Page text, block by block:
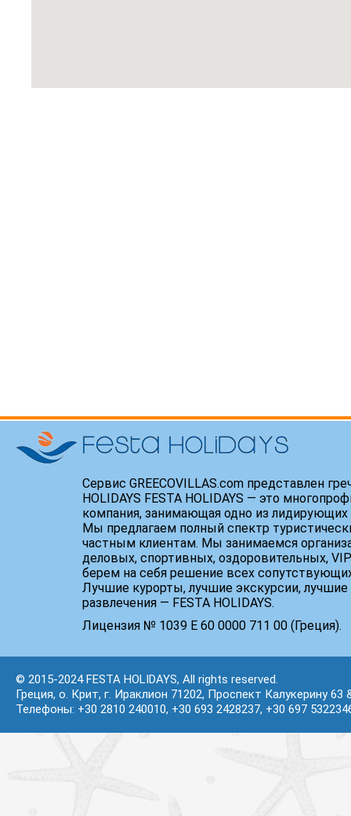
Сервис GREECOVILLAS.com представлен
HOLIDAYS FESTA HOLIDAYS — это
компания, занимающая одно из
Мы предлагаем полный спектр
частным клиентам. Мы занимаемся
деловых, спортивных, оздоровительных,
берем на себя решение всех
Лучшие курорты, лучшие экскурсии, лучшие
развлечения — FESTA HOLIDAYS.
Лицензия № 1039 Е 60 0000 711 00 (Греция).
© 2015-2024 FESTA HOLIDAYS, All rights reserved.
Греция, о. Крит, г. Ираклион 71202, Проспект Калукерину 63
Телефоны: +30 2810 240010, +30 693 2428237, +30 697